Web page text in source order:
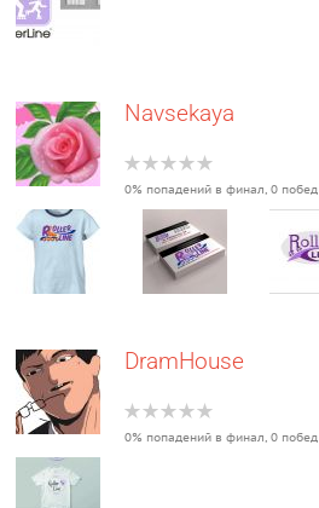
Navsekaya
0% попадений в финал, 0 побед
DramHouse
0% попадений в финал, 0 побед